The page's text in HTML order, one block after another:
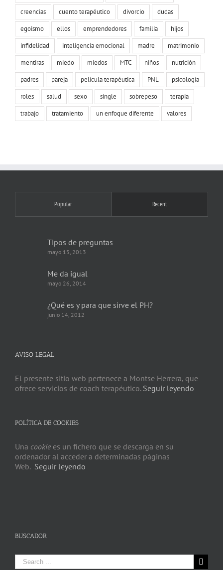
creencias
cuento terapéutico divorcio
dudas
egoismo
ellos emprendedores familia
hijos
infidelidad
inteligencia emocional madre
matrimonio
mentiras
miedo miedos MTC niños
nutrición
padres
pareja película terapéutica PNL
psicología
roles
salud sexo single sobrepeso
terapia
trabajo
tratamiento un enfoque diferente valores
Popular Recent
Tipos de preguntas
mayo 15, 2013
Me da igual
mayo 26, 2014
¿Qué es y para que sirve el PH?
junio 14, 2012
AVISO LEGAL
El presente sitio web pertenece a Montse Herrera, que
ofrece servicios de coach terapéutico. Seguir leyendo
POLÍTICA DE COOKIES
Una cookie es un fichero que se descarga en su
ordenador al acceder a determinadas páginas
Web. Seguir leyendo
BUSCADOR
Search